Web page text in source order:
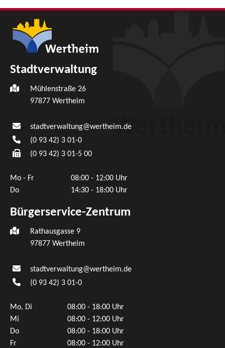
Stadtverwaltung
Mühlenstraße 26
97877 Wertheim
stadtverwaltung@wertheim.de
(0 93 42) 3 01-0
(0 93 42) 3 01-5 00
Mo - Fr
08:00 - 12:00 Uhr
Do
14:30 - 18:00 Uhr
Bürgerservice-Zentrum
Rathausgasse 9
97877 Wertheim
stadtverwaltung@wertheim.de
(0 93 42) 3 01-0
Mo, Di
08:00 - 18:00 Uhr
Mi
08:00 - 12:00 Uhr
Do
08:00 - 18:00 Uhr
Fr
08:00 - 12:00 Uhr